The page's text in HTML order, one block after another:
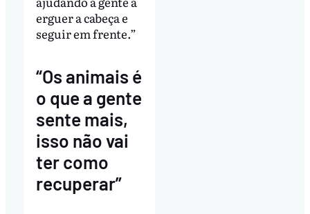
erguer a cabeça e
seguir em frente.”
“Os animais é
o que a gente
sente mais,
isso não vai
ter como
recuperar”